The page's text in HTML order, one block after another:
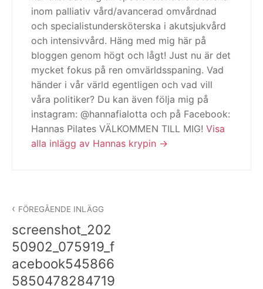
inom palliativ vård/avancerad omvårdnad
och specialistundersköterska i akutsjukvård
och intensivvård. Häng med mig här på
bloggen genom högt och lågt! Just nu är det
mycket fokus på ren omvärldsspaning. Vad
händer i vår värld egentligen och vad vill
våra politiker? Du kan även följa mig på
instagram: @hannafialotta och på Facebook:
Hannas Pilates VÄLKOMMEN TILL MIG! Visa
alla inlägg av Hannas krypin
FÖREGÅENDE INLÄGG
screenshot_202
50902_075919_f
acebook545866
5850478284719